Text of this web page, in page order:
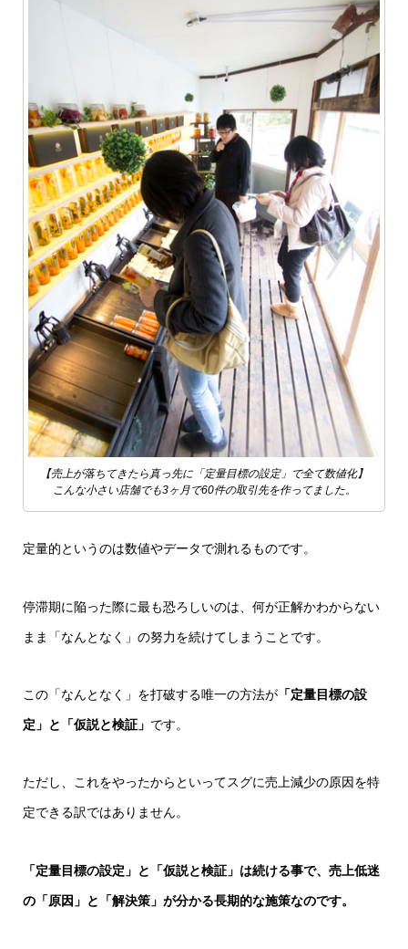
【売上が落ちてきたら真っ先に「定量目標の設定」で全て数値化】
こんな小さい店舗でも3ヶ月で60件の取引先を作ってました。
定量的というのは数値やデータで測れるものです。
停滞期に陥った際に最も恐ろしいのは、何が正解かわからない
まま「なんとなく」の努力を続けてしまうことです。
この「なんとなく」を打破する唯一の方法が「定量目標の設
定」と「仮説と検証」 です。
ただし、これをやったからといってスグに売上減少の原因を特
定できる訳ではありません。
「定量目標の設定」と「仮説と検証」は続ける事で、売上低迷
の「原因」と「解決策」が分かる長期的な施策なのです。